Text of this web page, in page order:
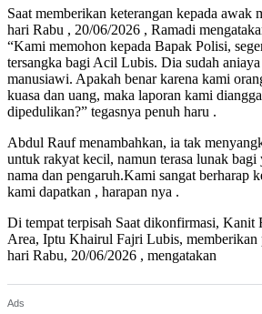
Saat memberikan keterangan kepada awak
hari Rabu , 20/06/2026 , Ramadi
“Kami memohon kepada Bapak Polisi,
tersangka bagi Acil Lubis. Dia sudah
manusiawi. Apakah benar karena kami
kuasa dan uang, maka laporan kami
dipedulikan?” tegasnya penuh haru .
Abdul Rauf menambahkan, ia tak
untuk rakyat kecil, namun terasa lunak bagi
nama dan pengaruh.Kami sangat berharap
kami dapatkan , harapan nya .
Di tempat terpisah Saat dikonfirmasi, Kanit
Area, Iptu Khairul Fajri Lubis, memberikan
hari Rabu, 20/06/2026 , mengatakan
Ads